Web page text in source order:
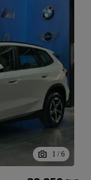
1 / 6